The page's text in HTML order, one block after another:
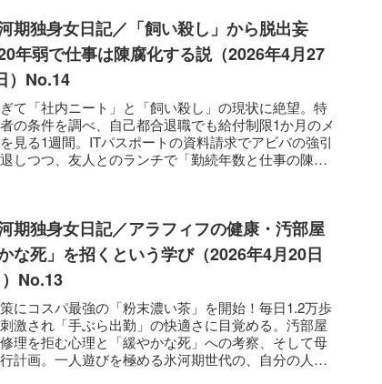
期独身女日記／「飼い殺し」から脱出妄
年弱で仕事は陳腐化する説（2026年4月27
）No.14
て「社内ニート」と「飼い殺し」の現状に絶望。特
の条件を調べ、自己都合退職でも給付制限1か月のメ
見る1週間。ITパスポートの資料請求でアビバの強引
しつつ、友人とのランチで「勤続年数と仕事の陳腐
期独身女日記／アラフィフの健康・汚部屋
な死」を招くという学び（2026年4月20日
No.13
にコスパ最強の「粉末濃い茶」を開始！毎日1.2万歩
激され「手ぶら出勤」の快適さに目覚める。汚部屋
理を拒む心理と「緩やかな死」への考察、そして母
計画。一人遊びを極める氷河期世代の、自分の人生